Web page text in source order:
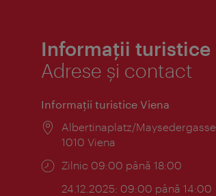
Informații turistice
Adrese și contact
Informaţii turistice Viena
Locul:
Albertinaplatz/Maysedergasse
1010 Viena
Program:
Zilnic 09:00 până 18:00
24.12.2025: 09:00 până 14:00